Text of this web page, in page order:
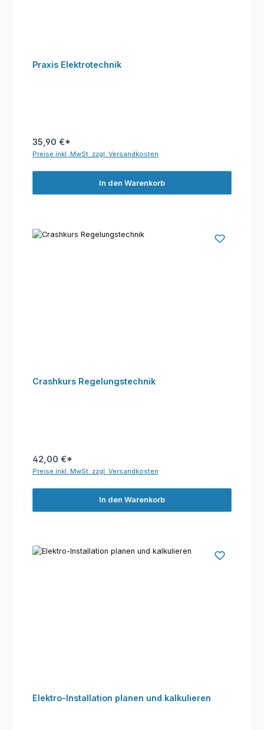
Praxis Elektrotechnik
35,90 €*
Preise inkl. MwSt. zzgl. Versandkosten
In den Warenkorb
Crashkurs Regelungstechnik
42,00 €*
Preise inkl. MwSt. zzgl. Versandkosten
In den Warenkorb
Elektro-Installation planen und kalkulieren